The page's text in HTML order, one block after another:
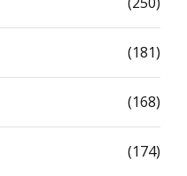
(181)
(168)
(174)